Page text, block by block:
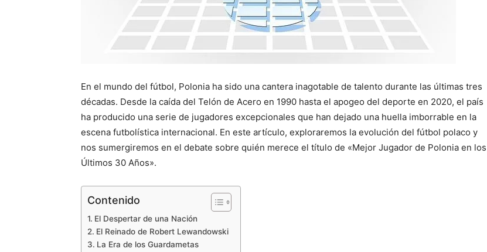
En el mundo del fútbol, Polonia ha sido una cantera inagotable de talento durante las últimas tres
décadas. Desde la caída del Telón de Acero en 1990 hasta el apogeo del deporte en 2020, el país
ha producido una serie de jugadores excepcionales que han dejado una huella imborrable en la
escena futbolística internacional. En este artículo, exploraremos la evolución del fútbol polaco y
nos sumergiremos en el debate sobre quién merece el título de «Mejor Jugador de Polonia en los
Últimos 30 Años».
Contenido
El Despertar de una Nación
El Reinado de Robert Lewandowski
La Era de los Guardametas